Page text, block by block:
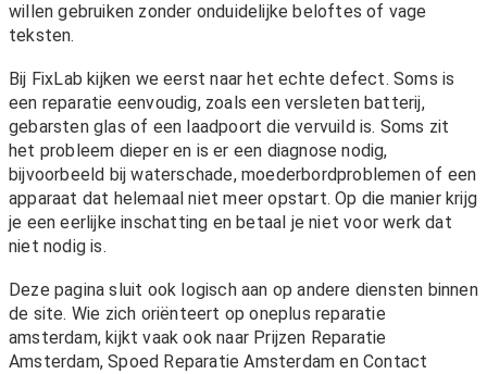
willen gebruiken zonder onduidelijke beloftes of vage
teksten.
Bij FixLab kijken we eerst naar het echte defect. Soms is
een reparatie eenvoudig, zoals een versleten batterij,
gebarsten glas of een laadpoort die vervuild is. Soms zit
het probleem dieper en is er een diagnose nodig,
bijvoorbeeld bij waterschade, moederbordproblemen of een
apparaat dat helemaal niet meer opstart. Op die manier krijg
je een eerlijke inschatting en betaal je niet voor werk dat
niet nodig is.
Deze pagina sluit ook logisch aan op andere diensten binnen
de site. Wie zich oriënteert op oneplus reparatie
amsterdam, kijkt vaak ook naar Prijzen Reparatie
Amsterdam,Spoed Reparatie Amsterdam enContact